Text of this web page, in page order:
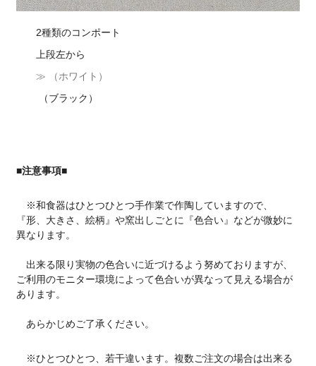
2種類のコンポート
上段左から
≫ （ホワイト）
（ブラック）
■注意事項■
※和食器はひとつひとつ手作業で作陶していますので、
『形、大きさ、絵柄』や窯出しごとに『色合い』などが微妙に
異なります。
出来る限り実物の色合いに近づけるよう努めておりますが、
ご利用のモニター環境によって色合いが異なって見える場合が
あります。
あらかじめご了承ください。
※ひとつひとつ、若干違います。複数ご注文の場合は出来る